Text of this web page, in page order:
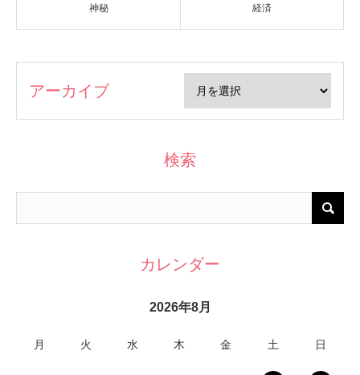
神秘 経済
アーカイブ
検索
カレンダー
2026年8月
月 火 水 木 金 土 日